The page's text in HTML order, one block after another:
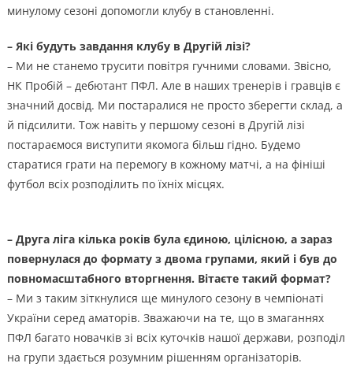
минулому сезоні допомогли клубу в становленні.
– Які будуть завдання клубу в Другій лізі?
– Ми не станемо трусити повітря гучними словами. Звісно,
НК Пробій – дебютант ПФЛ. Але в наших тренерів і гравців є
значний досвід. Ми постаралися не просто зберегти склад, а
й підсилити. Тож навіть у першому сезоні в Другій лізі
постараємося виступити якомога більш гідно. Будемо
старатися грати на перемогу в кожному матчі, а на фініші
футбол всіх розподілить по їхніх місцях.
– Друга ліга кілька років була єдиною, цілісною, а зараз
повернулася до формату з двома групами, який і був до
повномасштабного вторгнення. Вітаєте такий формат?
– Ми з таким зіткнулися ще минулого сезону в чемпіонаті
України серед аматорів. Зважаючи на те, що в змаганнях
ПФЛ багато новачків зі всіх куточків нашої держави, розподіл
на групи здається розумним рішенням організаторів.